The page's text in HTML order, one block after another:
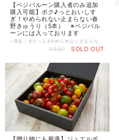
【ベジバルーン購入者のみ追加
購入可能】ポク♪っとおいしす
ぎ！やめられない止まらない春
野きゅうり（5本） ※ベジバル
ーンには入っております
¥450 SOLD OUT